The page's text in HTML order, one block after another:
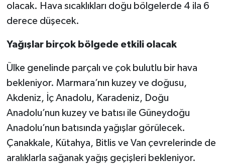
olacak. Hava sıcaklıkları doğu bölgelerde 4 ila 6
derece düşecek.
Yağışlar birçok bölgede etkili olacak
Ülke genelinde parçalı ve çok bulutlu bir hava
bekleniyor. Marmara’nın kuzey ve doğusu,
Akdeniz, İç Anadolu, Karadeniz, Doğu
Anadolu’nun kuzey ve batısı ile Güneydoğu
Anadolu’nun batısında yağışlar görülecek.
Çanakkale, Kütahya, Bitlis ve Van çevrelerinde de
aralıklarla sağanak yağış geçişleri bekleniyor.